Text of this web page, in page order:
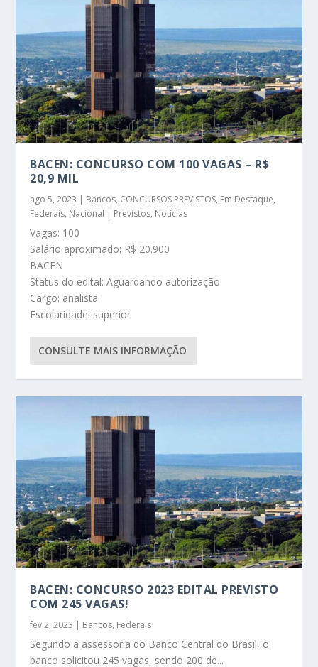
BACEN: CONCURSO COM 100 VAGAS – R$
20,9 MIL
ago 5, 2023 | Bancos, CONCURSOS PREVISTOS, Em Destaque,
Federais, Nacional | Previstos, Notícias
Vagas: 100
Salário aproximado: R$ 20.900
BACEN
Status do edital: Aguardando autorização
Cargo: analista
Escolaridade: superior
CONSULTE MAIS INFORMAÇÃO
BACEN: CONCURSO 2023 EDITAL PREVISTO
COM 245 VAGAS!
fev 2, 2023 | Bancos, Federais
Segundo a assessoria do Banco Central do Brasil, o
banco solicitou 245 vagas, sendo 200 de...